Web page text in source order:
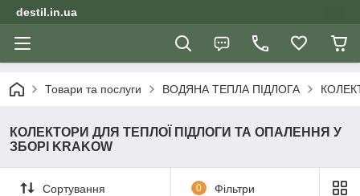
destil.in.ua
Товари та послуги ВОДЯНА ТЕПЛА ПІДЛОГА
КОЛЕКТОРИ ДЛЯ ТЕПЛОЇ ПІДЛОГИ ТА ОПАЛЕННЯ У
ЗБОРІ KRAKOW
Сортування 0 Фільтри